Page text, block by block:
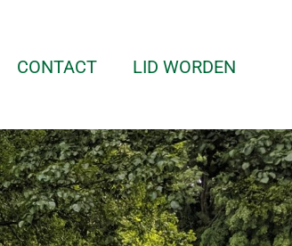
CONTACT LID WORDEN